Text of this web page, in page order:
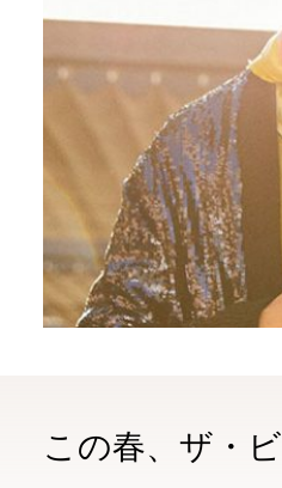
この春、ザ・